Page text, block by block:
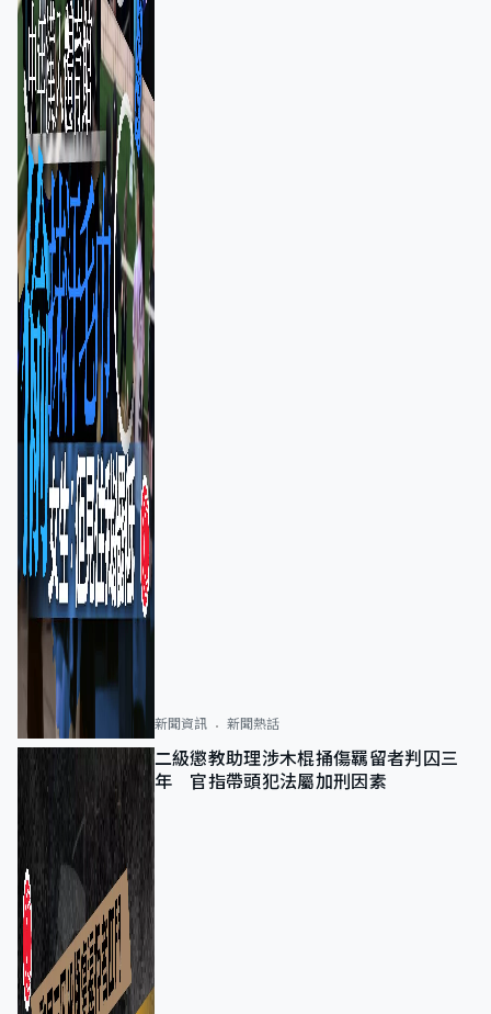
新聞資訊 新聞熱話
二級懲教助理涉木棍捅傷羈留者判囚三
年 官指帶頭犯法屬加刑因素